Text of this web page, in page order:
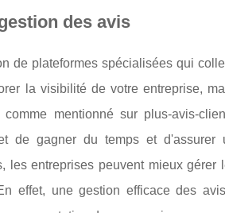
des avis
de plateformes spécialisées qui
la visibilité de votre entreprise,
mentionné sur plus-avis-
de gagner du temps et d'assurer
entreprises peuvent mieux gérer
effet, une gestion efficace des